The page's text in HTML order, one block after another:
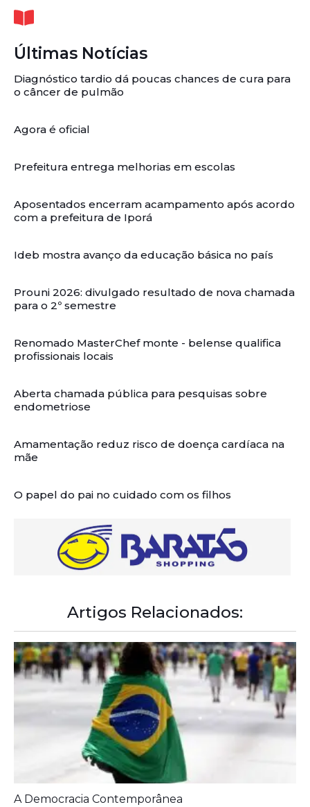
Últimas Notícias
Diagnóstico tardio dá poucas chances de cura para
o câncer de pulmão
Agora é oficial
Prefeitura entrega melhorias em escolas
Aposentados encerram acampamento após acordo
com a prefeitura de Iporá
Ideb mostra avanço da educação básica no país
Prouni 2026: divulgado resultado de nova chamada
para o 2º semestre
Renomado MasterChef monte - belense qualifica
profissionais locais
Aberta chamada pública para pesquisas sobre
endometriose
Amamentação reduz risco de doença cardíaca na
mãe
O papel do pai no cuidado com os filhos
Artigos Relacionados:
A Democracia Contemporânea